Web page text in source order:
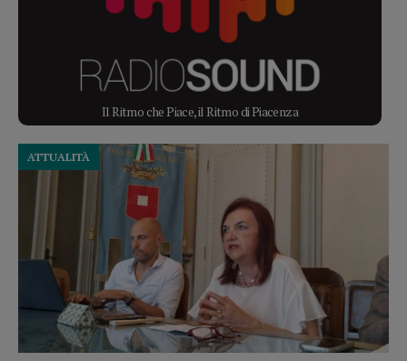
Il Ritmo che Piace, il Ritmo di Piacenza
ATTUALITÀ